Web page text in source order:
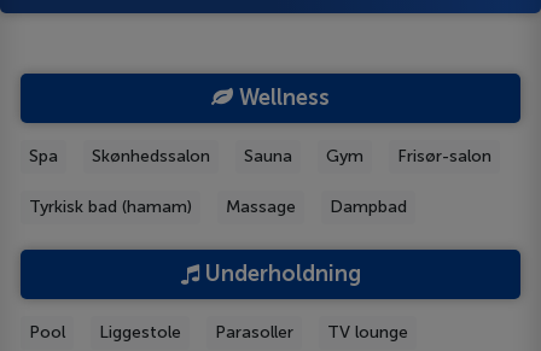
Wellness
Spa Skønhedssalon Sauna Gym Frisør-salon
Tyrkisk bad (hamam) Massage Dampbad
Underholdning
Pool Liggestole Parasoller TV lounge